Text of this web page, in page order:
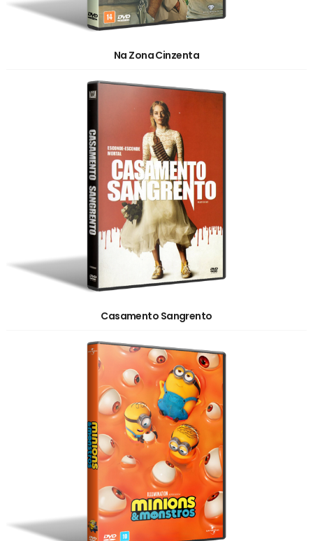
Na Zona Cinzenta
Casamento Sangrento